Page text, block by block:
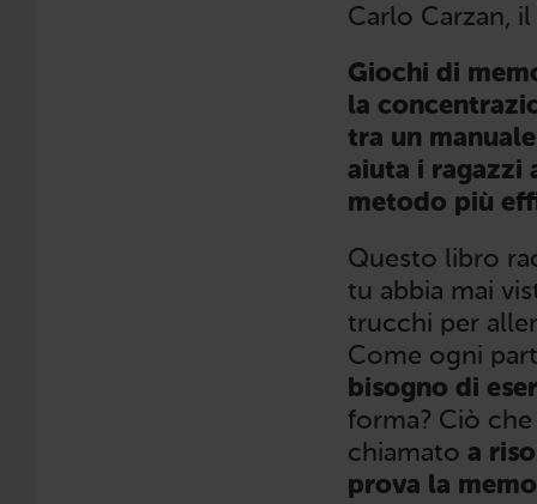
Carlo Carzan,
Giochi di
la
tra un
aiuta i ragazzi
metodo più
Questo libro
tu abbia mai
trucchi per
Come ogni
bisogno di
forma? Ciò
chiamato a
prova la